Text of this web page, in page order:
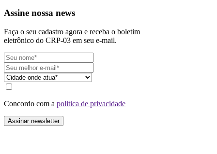
Assine nossa news
Faça o seu cadastro agora e receba o boletim
eletrônico do CRP-03 em seu e-mail.
Concordo com a politica de privacidade